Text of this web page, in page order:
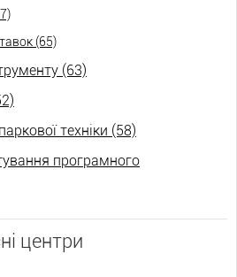
(65)
(63)
техніки (58)
програмного
центри